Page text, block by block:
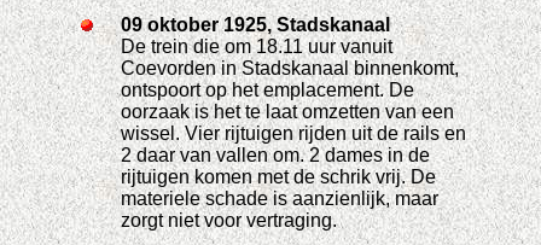
09 oktober 1925, Stadskanaal
De trein die om 18.11 uur vanuit
Coevorden in Stadskanaal binnenkomt,
ontspoort op het emplacement. De
oorzaak is het te laat omzetten van een
wissel. Vier rijtuigen rijden uit de rails en
2 daar van vallen om. 2 dames in de
rijtuigen komen met de schrik vrij. De
materiele schade is aanzienlijk, maar
zorgt niet voor vertraging.